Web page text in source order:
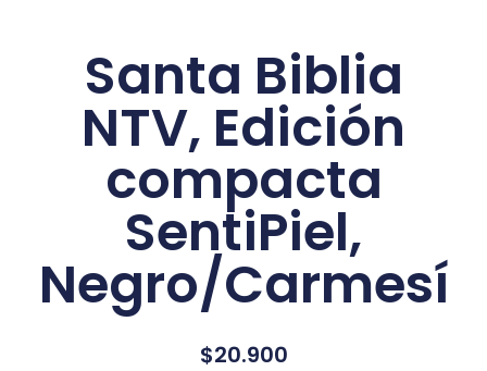
Santa Biblia
NTV, Edición
compacta
SentiPiel,
Negro/Carmesí
$20.900